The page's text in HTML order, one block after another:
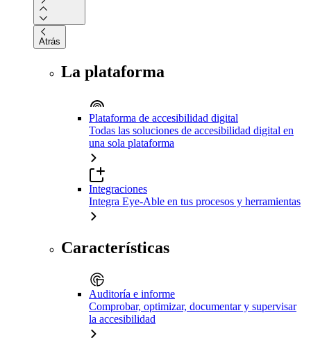
Atrás
La plataforma
Plataforma de accesibilidad digital
Todas las soluciones de accesibilidad digital en
una sola plataforma
Integraciones
Integra Eye-Able en tus procesos y herramientas
Características
Auditoría e informe
Comprobar, optimizar, documentar y supervisar
la accesibilidad